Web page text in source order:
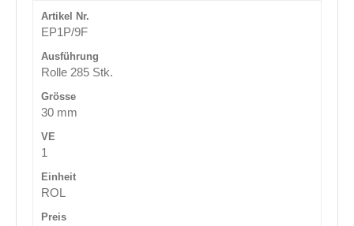
EP1P/9F
Rolle 285 Stk.
30 mm
1
ROL